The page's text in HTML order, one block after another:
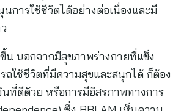
การใช้ชีวิตได้อย่างต่อเนื่องและมี
น นอกจากมีสุขภาพร่างกายที่แข็ง
ถใช้ชีวิตที่มีความสุขและสนุกได้ ก็ต้อง
นที่ดีด้วย หรือการมีอิสรภาพทางการ